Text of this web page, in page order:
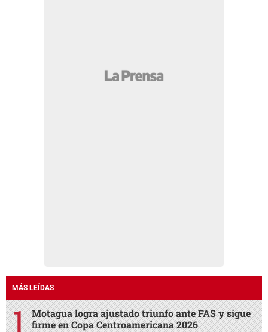
MÁS LEÍDAS
Motagua logra ajustado triunfo ante FAS y sigue
firme en Copa Centroamericana 2026